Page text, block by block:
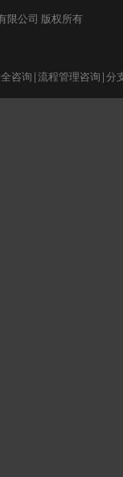
限公司 版权所有
咨询 |流程管理咨询 |分